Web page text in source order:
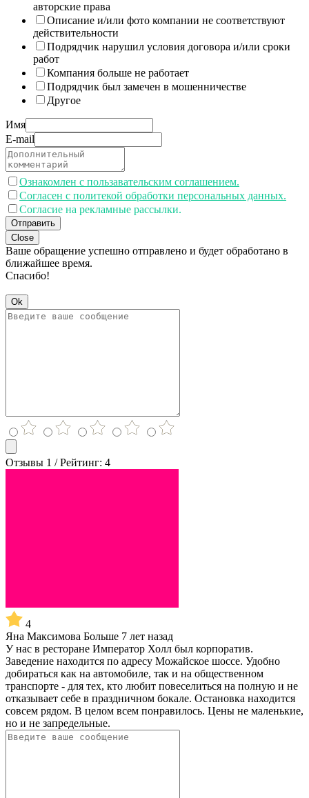
авторские права
Описание и/или фото компании не соответствуют
действительности
Подрядчик нарушил условия договора и/или сроки
работ
Компания больше не работает
Подрядчик был замечен в мошенничестве
Другое
Имя
E-mail
Ознакомлен с пользавательским соглашением.
Согласен с политекой обработки персональных данных.
Согласие на рекламные рассылки.
Отправить
Close
Ваше обращение успешно отправлено и будет обработано в
ближайшее время.
Спасибо!
Ok
Отзывы 1 / Рейтинг: 4
4
Яна Максимова Больше 7 лет назад
У нас в ресторане Император Холл был корпоратив.
Заведение находится по адресу Можайское шоссе. Удобно
добираться как на автомобиле, так и на общественном
транспорте - для тех, кто любит повеселиться на полную и не
отказывает себе в праздничном бокале. Остановка находится
совсем рядом. В целом всем понравилось. Цены не маленькие,
но и не запредельные.